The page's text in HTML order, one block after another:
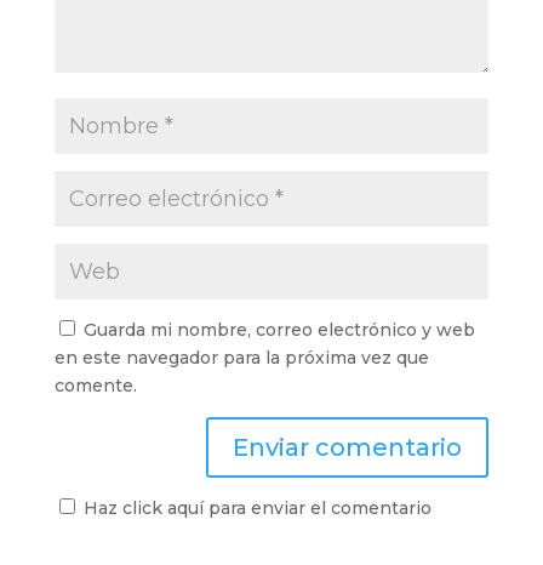
Guarda mi nombre, correo electrónico y web
en este navegador para la próxima vez que
comente.
Haz click aquí para enviar el comentario